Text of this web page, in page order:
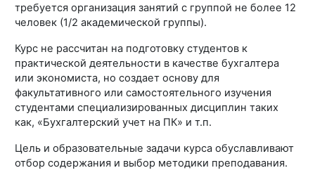
требуется организация занятий с группой не более 12
человек (1/2 академической группы).
Курс не рассчитан на подготовку студентов к
практической деятельности в качестве бухгалтера
или экономиста, но создает основу для
факультативного или самостоятельного изучения
студентами специализированных дисциплин таких
как, «Бухгалтерский учет на ПК» и т.п.
Цель и образовательные задачи курса обуславливают
отбор содержания и выбор методики преподавания.